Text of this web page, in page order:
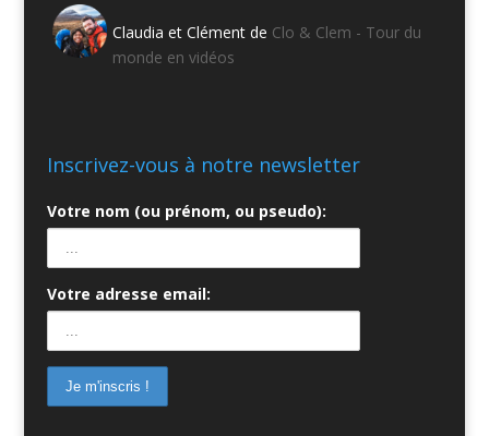
Claudia et Clément de Clo & Clem - Tour du
monde en vidéos
Inscrivez-vous à notre newsletter
Votre nom (ou prénom, ou pseudo):
Votre adresse email: